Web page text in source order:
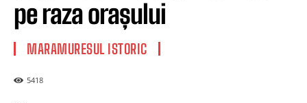
pe raza orașului
MARAMURESUL ISTORIC
5418